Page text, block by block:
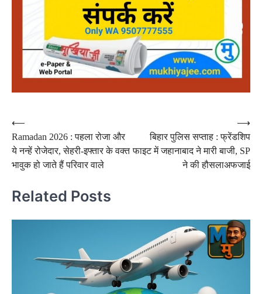
Post
navigation
⟵
Ramadan 2026 : पहला रोजा और
ये नन्हें रोजेदार, सेहरी-इफ्तार के वक्त
भावुक हो जाते हैं परिवार वाले
बिहार पुलिस सप्ताह : फ्रेंडशिप
फाइट में जहानाबाद ने मारी बाजी, SP
ने की हौसलाअफजाई
⟶
Related Posts